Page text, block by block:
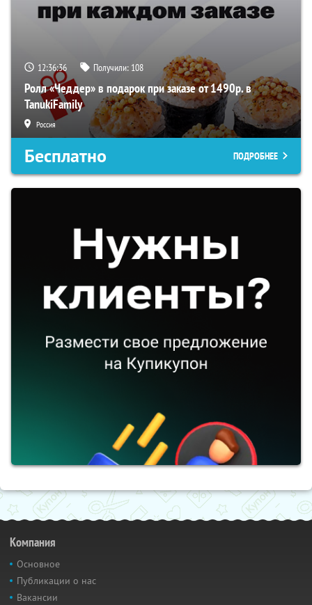
12:36:36 Получили: 108
Ролл «Чеддер» в подарок при заказе от 1490р. в
TanukiFamily
Россия
Бесплатно ПОДРОБНЕЕ
Компания
Основное
Публикации о нас
Вакансии